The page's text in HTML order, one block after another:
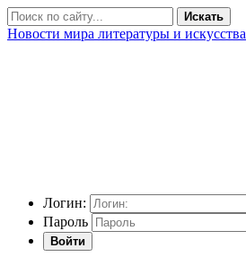
Искать
Новости мира литературы и искусства
Логин:
Пароль
Войти